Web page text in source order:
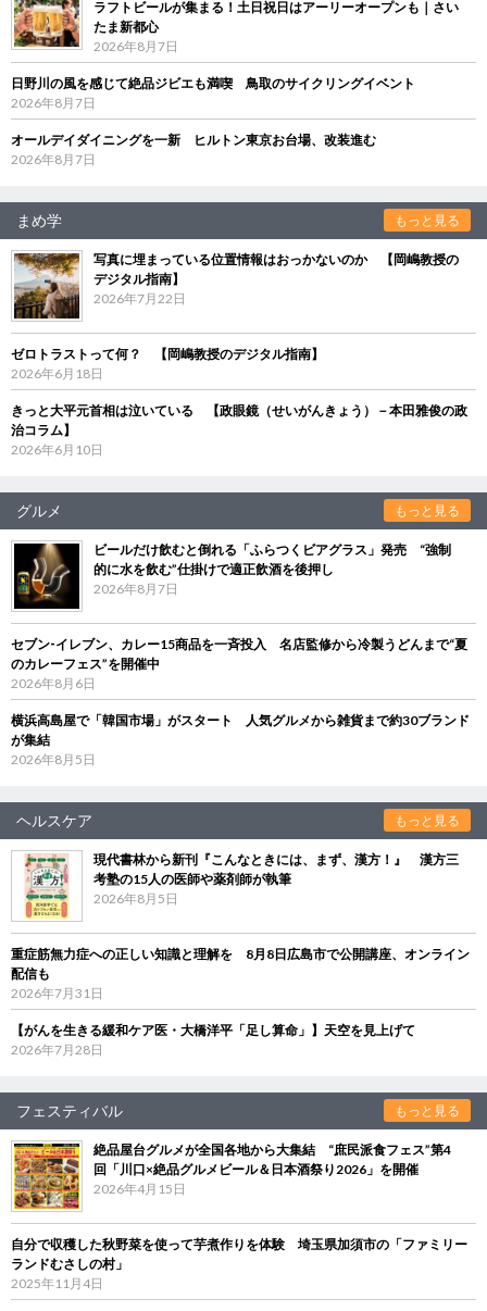
ラフトビールが集まる！土日祝日はアーリーオープンも｜さい
たま新都心
2026年8月7日
日野川の風を感じて絶品ジビエも満喫 鳥取のサイクリングイベント
2026年8月7日
オールデイダイニングを一新 ヒルトン東京お台場、改装進む
2026年8月7日
まめ学 もっと見る
写真に埋まっている位置情報はおっかないのか 【岡嶋教授の
デジタル指南】
2026年7月22日
ゼロトラストって何？ 【岡嶋教授のデジタル指南】
2026年6月18日
きっと大平元首相は泣いている 【政眼鏡（せいがんきょう）－本田雅俊の政
治コラム】
2026年6月10日
グルメ もっと見る
ビールだけ飲むと倒れる「ふらつくビアグラス」発売 “強制
的に水を飲む”仕掛けで適正飲酒を後押し
2026年8月7日
セブン‐イレブン、カレー15商品を一斉投入 名店監修から冷製うどんまで“夏
のカレーフェス”を開催中
2026年8月6日
横浜高島屋で「韓国市場」がスタート 人気グルメから雑貨まで約30ブランド
が集結
2026年8月5日
ヘルスケア もっと見る
現代書林から新刊『こんなときには、まず、漢方！』 漢方三
考塾の15人の医師や薬剤師が執筆
2026年8月5日
重症筋無力症への正しい知識と理解を 8月8日広島市で公開講座、オンライン
配信も
2026年7月31日
【がんを生きる緩和ケア医・大橋洋平「足し算命」】天空を見上げて
2026年7月28日
フェスティバル もっと見る
絶品屋台グルメが全国各地から大集結 “庶民派食フェス”第4
回「川口×絶品グルメビール＆日本酒祭り2026」を開催
2026年4月15日
自分で収穫した秋野菜を使って芋煮作りを体験 埼玉県加須市の「ファミリー
ランドむさしの村」
2025年11月4日